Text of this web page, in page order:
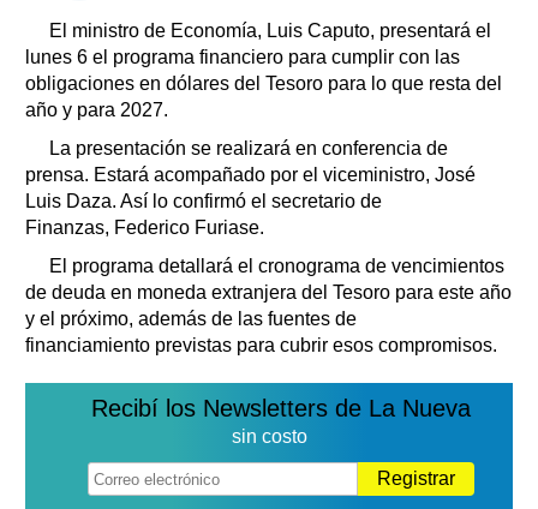
El ministro de Economía, Luis Caputo, presentará el
lunes 6 el programa financiero para cumplir con las
obligaciones en dólares del Tesoro para lo que resta del
año y para 2027.
La presentación se realizará en conferencia de
prensa. Estará acompañado por el viceministro, José
Luis Daza. Así lo confirmó el secretario de
Finanzas, Federico Furiase.
El programa detallará el cronograma de vencimientos
de deuda en moneda extranjera del Tesoro para este año
y el próximo, además de las fuentes de
financiamiento previstas para cubrir esos compromisos.
Recibí los Newsletters de La Nueva
sin costo
Registrar